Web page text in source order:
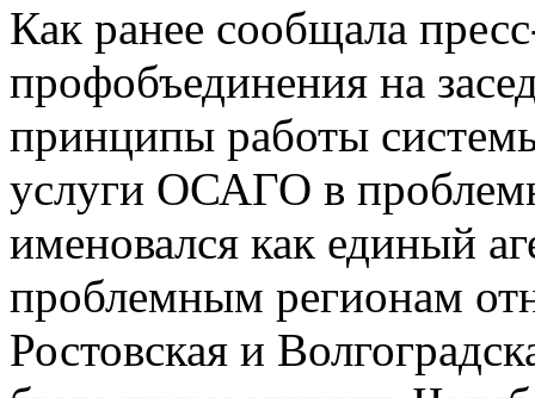
Как ранее сообщала
профобъединения на
принципы работы
услуги ОСАГО в
именовался как единый
проблемным регионам
Ростовская и